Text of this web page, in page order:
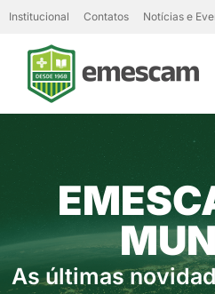
Institucional Contatos Notícias e
As últimas